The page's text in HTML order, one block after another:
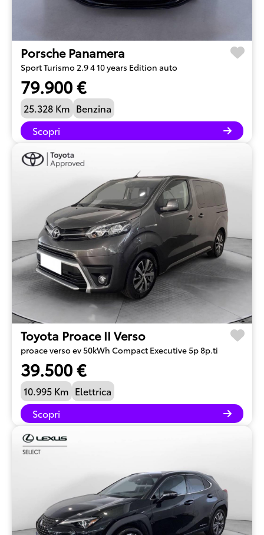
Porsche Panamera
Sport Turismo 2.9 4 10 years Edition auto
79.900 €
25.328 Km Benzina
Scopri
Toyota Proace II Verso
proace verso ev 50kWh Compact Executive 5p 8p.ti
39.500 €
10.995 Km Elettrica
Scopri